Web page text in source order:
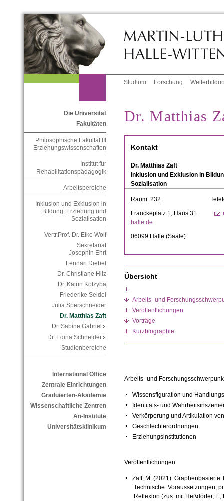
Studium Forschung
Die Universität
Fakultäten
Philosophische Fakultät III
Erziehungswissenschaften
Institut für
Rehabilitationspädagogik
Arbeitsbereiche
Inklusion und Exklusion in
Bildung, Erziehung und
Sozialisation
Vertr.Prof. Dr. Eike Wolf
Sekretariat
Josephin Ehrt
Lennart Diebel
Dr. Christiane Hilz
Dr. Katrin Kotzyba
Friederike Seidel
Julia Sperschneider
Dr. Matthias Zaft
Dr. Sabine Gabriel
Dr. Edina Schneider
Studienbereiche
International Office
Zentrale Einrichtungen
Graduierten-Akademie
Wissenschaftliche Zentren
An-Institute
Universitätsklinikum
Dr. Matthias
Kontakt
Dr. Matthias Zaft
Inklusion und Exklusion in
Sozialisation
Raum 232
Franckeplatz 1, Haus 31
halle.de
06099 Halle (Saale)
Übersicht
Arbeits- und
Veröffentlichungen
Vorträge
Kurzbiographie
Arbeits- und
Wissensfiguration und
Identitäts- und
Verkörperung und Artikulation
Geschlechterordnungen
Erziehungsinstitutionen
Veröffentlichungen
Zaft, M. (2021): Graphenbasierte
Technische. Voraussetzungen,
Reflexion (zus. mit Heßdörfer,